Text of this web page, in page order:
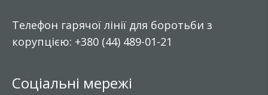
Телефон гарячої лінії для боротьби з
корупцією: +380 (44) 489-01-21
Соціальні мережі